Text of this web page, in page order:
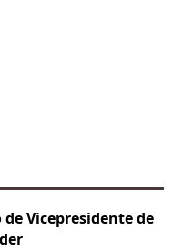
Vicepresidente de